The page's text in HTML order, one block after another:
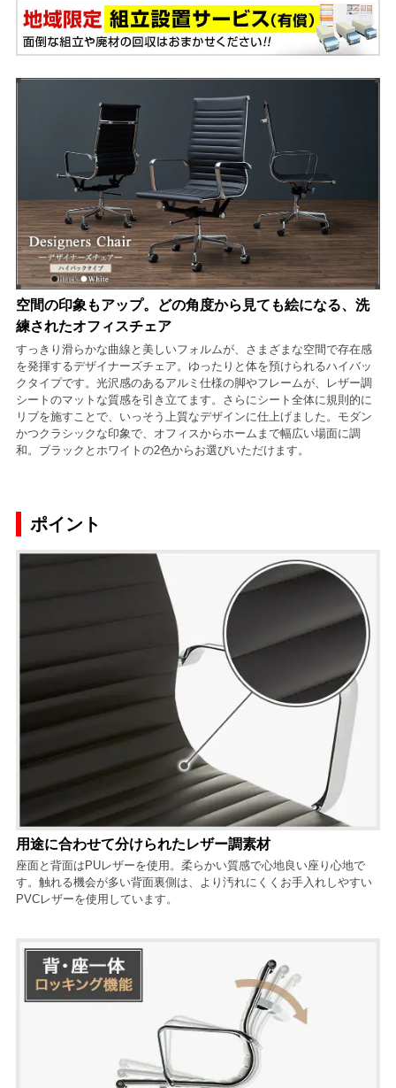
空間の印象もアップ。どの角度から見ても絵になる、洗
練されたオフィスチェア
すっきり滑らかな曲線と美しいフォルムが、さまざまな空間で存在感
を発揮するデザイナーズチェア。ゆったりと体を預けられるハイバッ
クタイプです。光沢感のあるアルミ仕様の脚やフレームが、レザー調
シートのマットな質感を引き立てます。さらにシート全体に規則的に
リブを施すことで、いっそう上質なデザインに仕上げました。モダン
かつクラシックな印象で、オフィスからホームまで幅広い場面に調
和。ブラックとホワイトの2色からお選びいただけます。
ポイント
用途に合わせて分けられたレザー調素材
座面と背面はPUレザーを使用。柔らかい質感で心地良い座り心地で
す。触れる機会が多い背面裏側は、より汚れにくくお手入れしやすい
PVCレザーを使用しています。